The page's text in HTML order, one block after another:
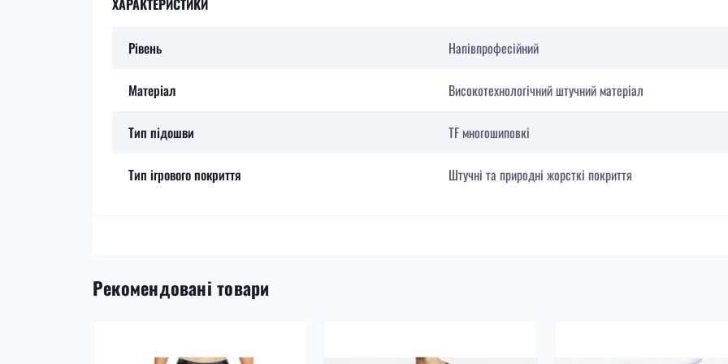
Рівень Напівпрофесійний
Матеріал Високотехнологічний штучний матеріал
Тип підошви TF многошиповкі
Тип ігрового покриття Штучні та природні жорсткі покриття
Рекомендовані товари